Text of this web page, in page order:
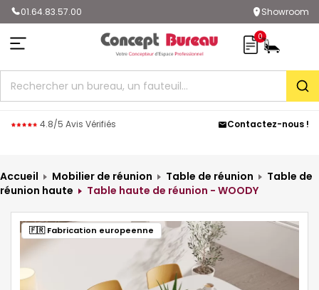
01.64.83.57.00 Showroom
0
4.8/5 Avis Vérifiés Contactez-nous !
Accueil Mobilier de réunion Table de réunion
Table de
réunion haute
Table haute de réunion - WOODY